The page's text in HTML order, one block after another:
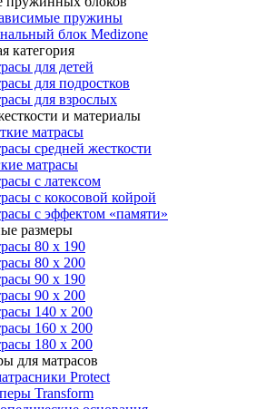
пружины
блок Medizone
категория
для детей
для подростков
для взрослых
и материалы
матрасы
средней жесткости
матрасы
с латексом
с кокосовой койрой
с эффектом «памяти»
размеры
80 x 190
80 x 200
90 x 190
90 x 200
140 x 200
160 x 200
180 x 200
для матрасов
Protect
Transform